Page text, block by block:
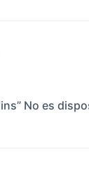
No es